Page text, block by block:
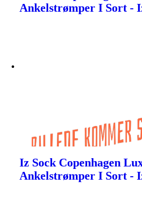
Ankelstrømper I Sort -
Iz Sock Copenhagen
Ankelstrømper I Sort -